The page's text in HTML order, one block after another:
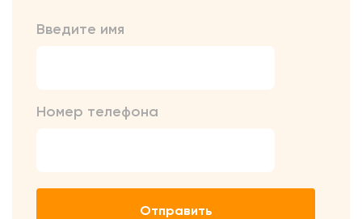
Введите имя
Номер телефона
Отправить